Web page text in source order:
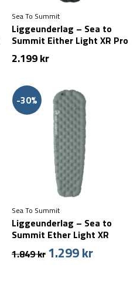
Sea To Summit
Liggeunderlag – Sea to
Summit Either Light XR Pro
Insulated ASC Mat –
Regular
2.199kr
-30%
Sea To Summit
Liggeunderlag – Sea to
Summit Ether Light XR
Insulated ASC Mat –
Regular
1.849kr Den
1.299krDen